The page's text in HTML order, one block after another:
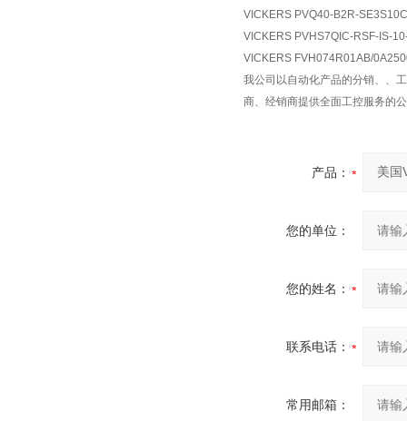
VICKERS PVQ40-B2R-
VICKERS PVHS7QIC-RSF-IS-
VICKERS FVH074R01AB/
我公司以自动化产品的分销、、
商、经销商提供全面工控服务的
产品：
您的单位：
您的姓名：
联系电话：
常用邮箱：